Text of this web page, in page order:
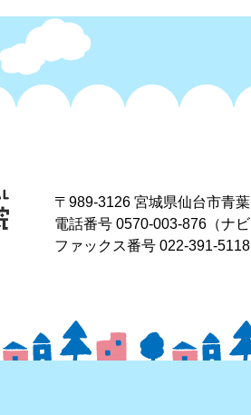
〒989-3126 宮城県仙台市青
電話番号 0570-003-876 （ナ
ファックス番号 022-391-5118